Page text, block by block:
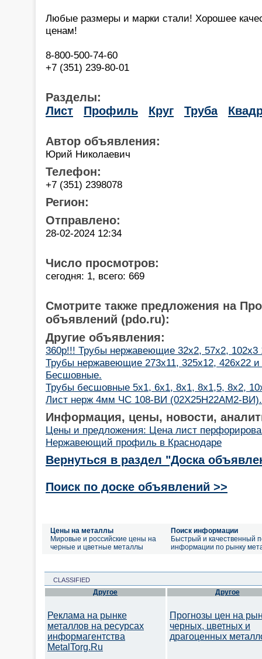
Любые размеры и марки стали! Хорошее
ценам!
8-800-500-74-60
+7 (351) 239-80-01
Разделы:
Лист
Профиль Круг Труба
Автор объявления:
Юрий Николаевич
Телефон:
+7 (351) 2398078
Регион:
Отправлено:
28-02-2024 12:34
Число просмотров:
сегодня: 1, всего: 669
Смотрите также предложения на
объявлений (pdo.ru):
Другие объявления:
360р!!! Трубы нержавеющие 32х2, 57х2, 102х3
Трубы нержавеющие 273х11, 325х12, 426х22 и
Бесшовные.
Трубы бесшовные 5х1, 6х1, 8х1, 8х1,5, 8х2,
Лист нерж 4мм ЧС 108-ВИ (02Х25Н22АМ2-ВИ).
Информация, цены, новости,
Цены и предложения: Цена лист
Нержавеющий профиль в Краснодаре
Вернуться в раздел "Доска
Поиск по доске объявлений >>
Цены на металлы
Мировые и российские цены на
черные и цветные металлы
Поиск информации
Быстрый и качественный
информации по рынку
CLASSIFIED
Другое
Реклама на рынке
металлов на ресурсах
информагентства
MetalTorg.Ru
Другое
Прогнозы цен на
черных, цветных и
драгоценных